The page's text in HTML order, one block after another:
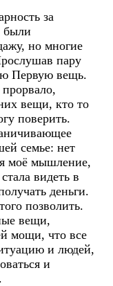
за
были
но многие
пару
Первую вещь.
вещи, кто то
поверить.
семье: нет
моё мышление,
видеть в
деньги.
позволить.
вещи,
мощи, что все
и людей,
ся и